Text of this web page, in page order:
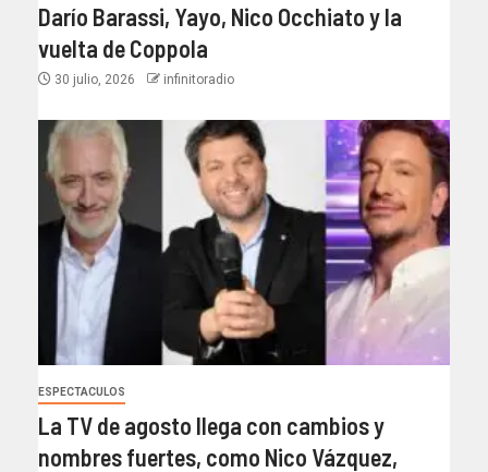
Darío Barassi, Yayo, Nico Occhiato y la
vuelta de Coppola
30 julio, 2026 infinitoradio
ESPECTACULOS
La TV de agosto llega con cambios y
nombres fuertes, como Nico Vázquez,